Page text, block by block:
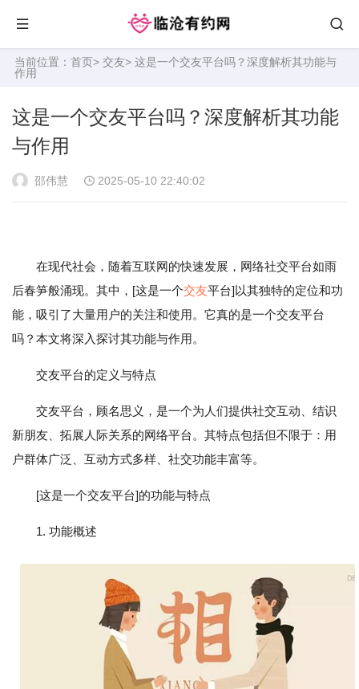
当前位置： 首页> 交友> 这是一个交友平台吗？深度解析其功能与
作用
这是一个交友平台吗？深度解析其功能
与作用
邵伟慧 2025-05-10 22:40:02
在现代社会，随着互联网的快速发展，网络社交平台如雨
后春笋般涌现。其中，[这是一个交友平台]以其独特的定位和功
能，吸引了大量用户的关注和使用。它真的是一个交友平台
吗？本文将深入探讨其功能与作用。
交友平台的定义与特点
交友平台，顾名思义，是一个为人们提供社交互动、结识
新朋友、拓展人际关系的网络平台。其特点包括但不限于：用
户群体广泛、互动方式多样、社交功能丰富等。
[这是一个交友平台]的功能与特点
1. 功能概述